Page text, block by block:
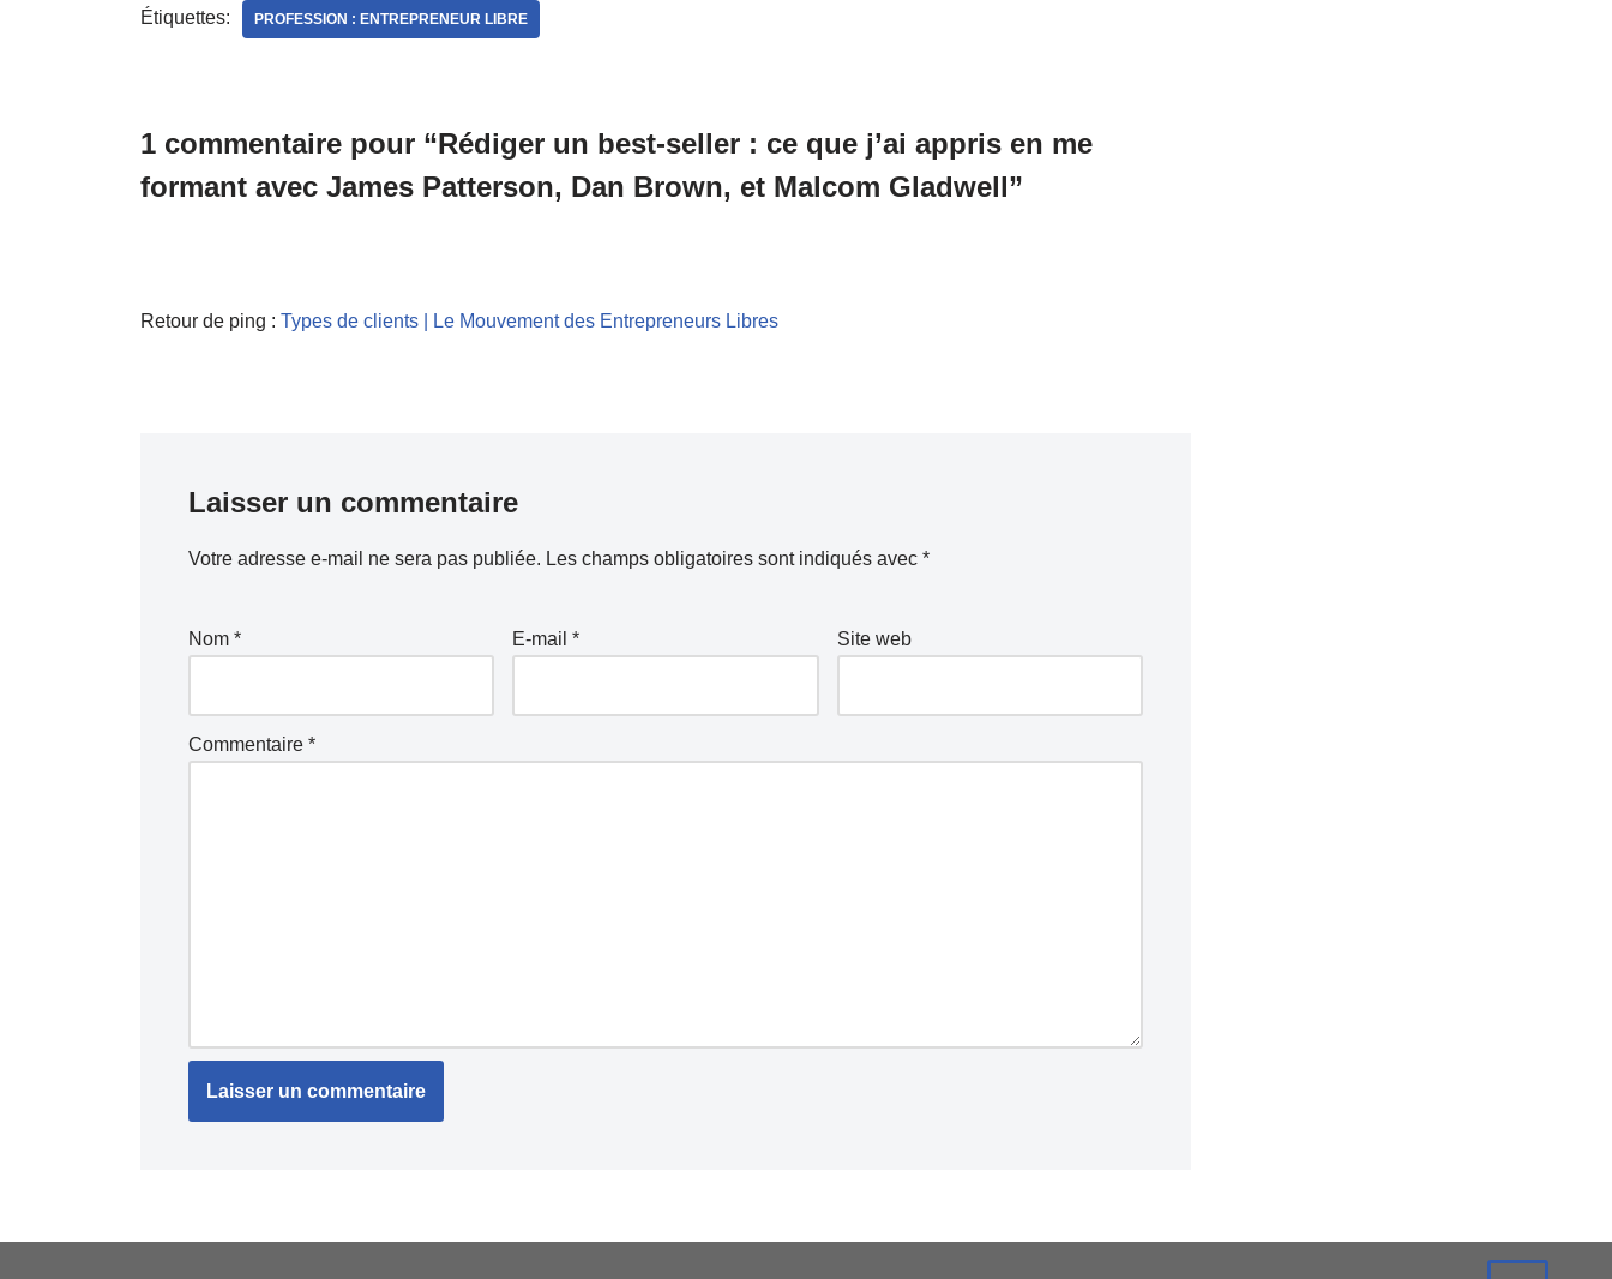
Étiquettes: PROFESSION : ENTREPRENEUR LIBRE
1 commentaire pour “Rédiger un best-seller : ce que j’ai appris en me
formant avec James Patterson, Dan Brown, et Malcom Gladwell”
Retour de ping : Types de clients | Le Mouvement des Entrepreneurs Libres
Laisser un commentaire
Votre adresse e-mail ne sera pas publiée. Les champs obligatoires sont indiqués avec *
Nom * E-mail* Site web
Commentaire *